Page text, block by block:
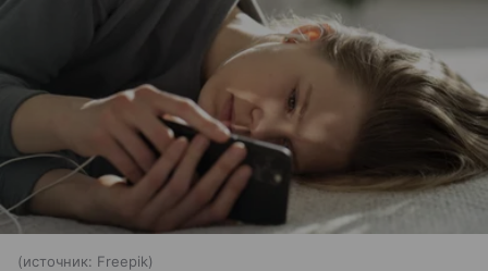
источник: Freepik